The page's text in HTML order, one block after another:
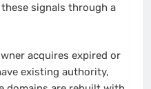
signals through a
acquires expired or
existing authority,